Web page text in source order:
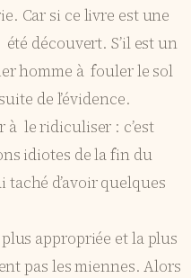
Car si ce livre est une
découvert. S’il est un
homme à fouler le sol
de l’évidence.
à le ridiculiser : c’est
idiotes de la fin du
taché d’avoir quelques
appropriée et la plus
pas les miennes. Alors